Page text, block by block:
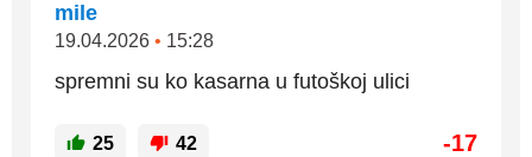
mile
19.04.2026 • 15:28
spremni su ko kasarna u futoškoj ulici
25 42 -17